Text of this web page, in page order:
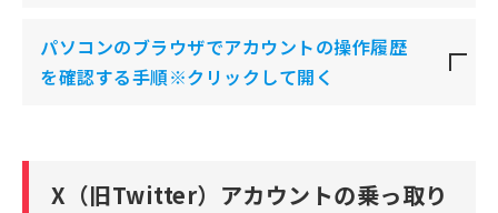
パソコンのブラウザでアカウントの操作履歴
を確認する手順※クリックして開く
X（旧Twitter）アカウントの乗っ取り